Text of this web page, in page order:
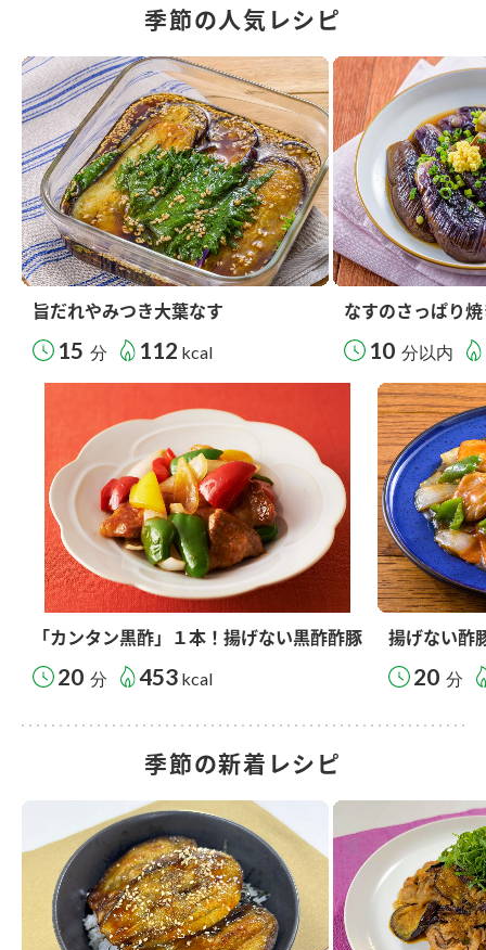
季節の人気レシピ
旨だれやみつき大葉なす
15 分 112 kcal
なすのさっぱり
10 分以内
「カンタン黒酢」１本！揚げない黒酢酢豚
20 分 453 kcal
揚げない酢
20 分
季節の新着レシピ